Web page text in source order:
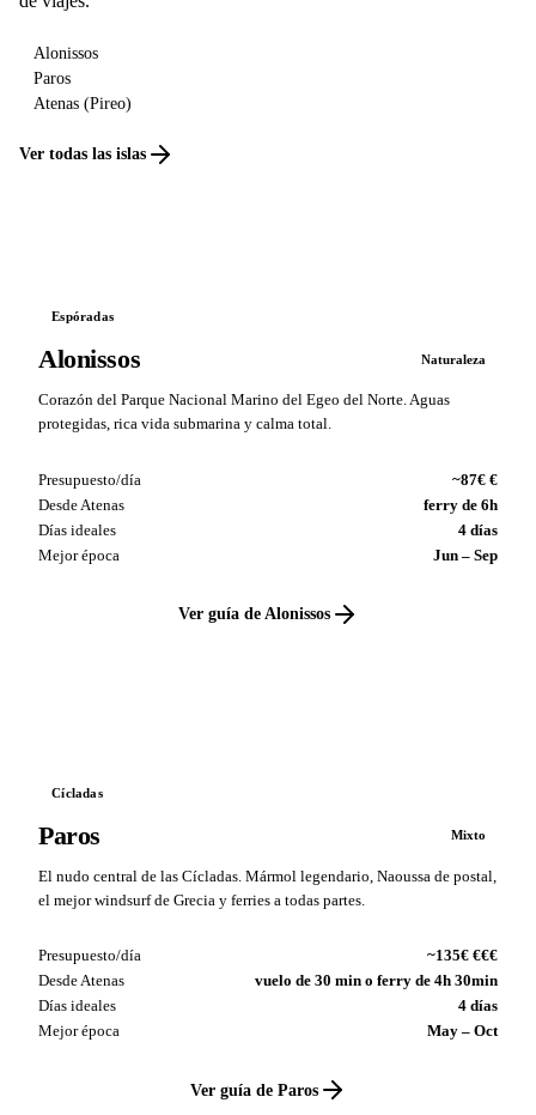
Alonissos
Paros
Atenas (Pireo)
Ver todas las islas
Espóradas
Alonissos Naturaleza
Corazón del Parque Nacional Marino del Egeo del Norte. Aguas
protegidas, rica vida submarina y calma total.
Presupuesto/día
~87€ €
Desde Atenas
ferry de 6h
Días ideales
4 días
Mejor época
Jun – Sep
Ver guía de Alonissos
Cícladas
Paros Mixto
El nudo central de las Cícladas. Mármol legendario, Naoussa de postal,
el mejor windsurf de Grecia y ferries a todas partes.
Presupuesto/día
~135€ €€€
Desde Atenas
vuelo de 30 min o ferry de 4h 30min
Días ideales
4 días
Mejor época
May – Oct
Ver guía de Paros